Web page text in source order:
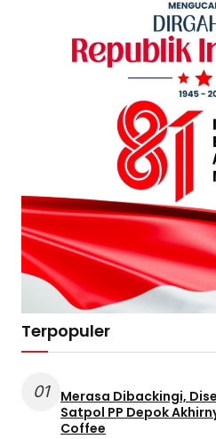
Terpopuler
01
Merasa Dibackingi,
Satpol PP Depok
Coffee